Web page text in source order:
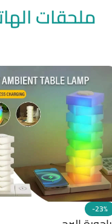
ملحقات
-23%